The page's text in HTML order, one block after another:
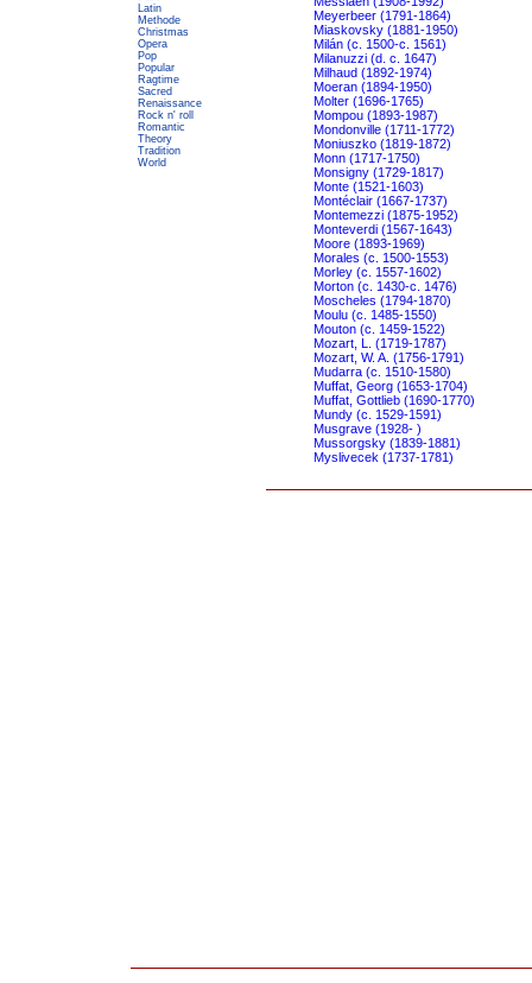
Latin
Methode
Christmas
Opera
Pop
Popular
Ragtime
Sacred
Renaissance
Rock n' roll
Romantic
Theory
Tradition
World
Meyerbeer (1791-1864)
Miaskovsky (1881-1950)
Milán (c. 1500-c. 1561)
Milanuzzi (d. c. 1647)
Milhaud (1892-1974)
Moeran (1894-1950)
Molter (1696-1765)
Mompou (1893-1987)
Mondonville (1711-1772)
Moniuszko (1819-1872)
Monn (1717-1750)
Monsigny (1729-1817)
Monte (1521-1603)
Montéclair (1667-1737)
Montemezzi (1875-1952)
Monteverdi (1567-1643)
Moore (1893-1969)
Morales (c. 1500-1553)
Morley (c. 1557-1602)
Morton (c. 1430-c. 1476)
Moscheles (1794-1870)
Moulu (c. 1485-1550)
Mouton (c. 1459-1522)
Mozart, L. (1719-1787)
Mozart, W. A. (1756-1791)
Mudarra (c. 1510-1580)
Muffat, Georg (1653-1704)
Muffat, Gottlieb (1690-1770)
Mundy (c. 1529-1591)
Musgrave (1928- )
Mussorgsky (1839-1881)
Myslivecek (1737-1781)